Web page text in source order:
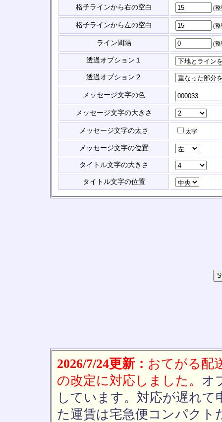
格子ラインから右の空白 (
格子ラインから左の空白 (
ライン間隔 (
透過オプション１
透過オプション２
メッセージ文字の色
メッセージ文字の大きさ
メッセージ文字の太さ 太字
メッセージ文字の位置
タイトル文字の大きさ
タイトル文字の位置
2026/7/24更新： おてがる配
の改定に対応しました。 オ
しています。対応が遅れ
た運賃は宅急便コンパクト